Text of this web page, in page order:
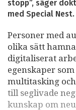
stopp”, säger
med Special Nest.
Personer med
olika sätt
digitaliserat
egenskaper
multitasking
till seglivade
kunskap om